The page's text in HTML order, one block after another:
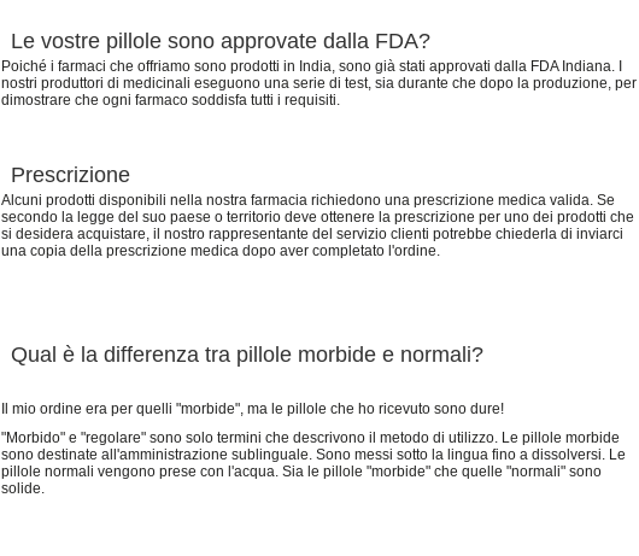
Le vostre pillole sono approvate dalla FDA?
Poiché i farmaci che offriamo sono prodotti in India, sono già stati approvati dalla FDA Indiana. I
nostri produttori di medicinali eseguono una serie di test, sia durante che dopo la produzione, per
dimostrare che ogni farmaco soddisfa tutti i requisiti.
Prescrizione
Alcuni prodotti disponibili nella nostra farmacia richiedono una prescrizione medica valida. Se
secondo la legge del suo paese o territorio deve ottenere la prescrizione per uno dei prodotti che
si desidera acquistare, il nostro rappresentante del servizio clienti potrebbe chiederla di inviarci
una copia della prescrizione medica dopo aver completato l'ordine.
Qual è la differenza tra pillole morbide e normali?
Il mio ordine era per quelli "morbide", ma le pillole che ho ricevuto sono dure!
"Morbido" e "regolare" sono solo termini che descrivono il metodo di utilizzo. Le pillole morbide
sono destinate all'amministrazione sublinguale. Sono messi sotto la lingua fino a dissolversi. Le
pillole normali vengono prese con l'acqua. Sia le pillole "morbide" che quelle "normali" sono
solide.